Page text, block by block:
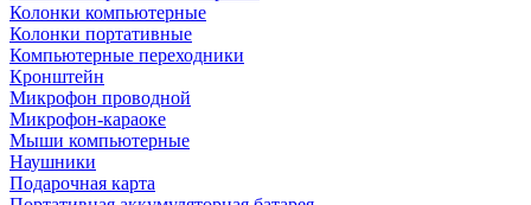
Колонки компьютерные
Колонки портативные
Компьютерные переходники
Кронштейн
Микрофон проводной
Микрофон-караоке
Мыши компьютерные
Наушники
Подарочная карта